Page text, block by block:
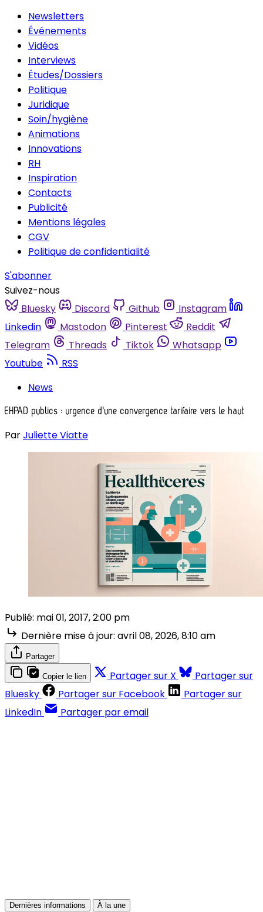
Newsletters
Événements
Vidéos
Interviews
Études/Dossiers
Politique
Juridique
Soin/hygiène
Animations
Innovations
RH
Inspiration
Contacts
Publicité
Mentions légales
CGV
Politique de confidentialité
S'abonner
Suivez-nous
Bluesky
Discord Github
Instagram
Linkedin
Mastodon Pinterest
Reddit
Telegram
Threads Tiktok
Whatsapp
Youtube
RSS
News
EHPAD publics : urgence d'une convergence tarifaire vers le haut
ParJuliette Viatte
Publié: mai 01, 2017, 2:00 pm
Dernière mise à jour: avril 08, 2026, 8:10 am
Partager
Copier le lien Partager sur X
Partager sur
Bluesky
Partager sur Facebook
Partager sur
LinkedIn
Partager par email
Dernières informations À la une